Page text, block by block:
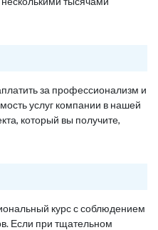
за профессионализм и
услуг компании в нашей
который вы получите,
курс с соблюдением
Если при тщательном